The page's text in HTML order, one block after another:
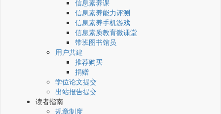
信息素养课
信息素养能力评测
信息素养手机游戏
信息素质教育微课堂
带班图书馆员
用户共建
推荐购买
捐赠
学位论文提交
出站报告提交
读者指南
规章制度